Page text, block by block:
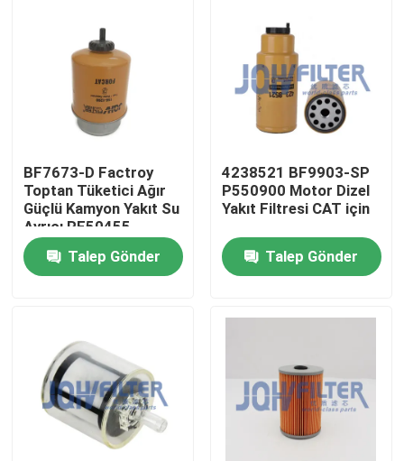
Videolar
Bizim Hakkımızda
Fabrika turu
Kalite Kontrolü
Bizimle İletişim
Haberler
Bir İndirim İste
Ekskavatör Hava Filtresi
BF7673-D Factroy
Toptan Tüketici Ağır
Güçlü Kamyon Yakıt Su
Ayrıcı RE50455
RE58367 156-1200
RE62418 P550351
FS19516
Talep Gönder
4238521 BF9903-SP
P550900 Motor Dizel
Yakıt Filtresi CAT için
Talep Gönder